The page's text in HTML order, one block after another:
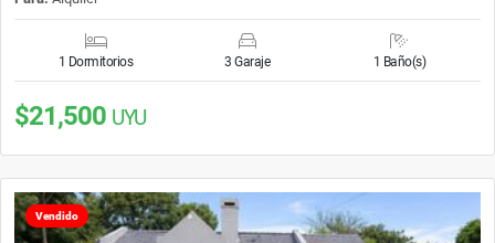
1 Dormitorios 3 Garaje 1 Baño(s)
$21,500 UYU
Vendido